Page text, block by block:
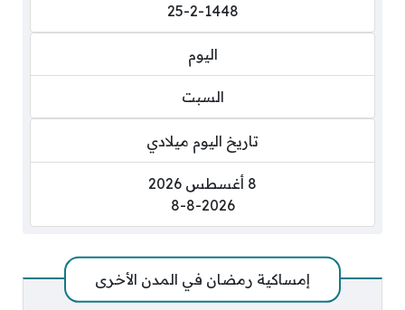
25-2-1448
اليوم
السبت
تاريخ اليوم ميلادي
8 أغسطس 2026
8-8-2026
إمساكية رمضان في المدن الأخرى